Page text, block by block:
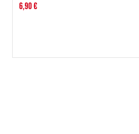
6,90 €